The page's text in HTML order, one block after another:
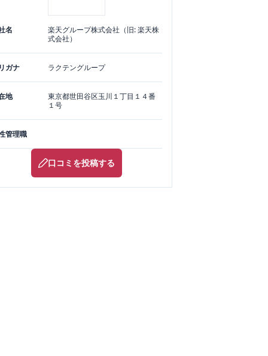
名
楽天グループ株式会社（旧: 楽天株
式会社）
ガナ ラクテングループ
地 東京都世田谷区玉川１丁目１４番
１号
管理職
口コミを投稿する